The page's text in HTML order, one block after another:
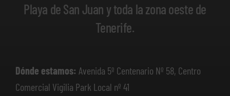
Playa de San Juan y toda la zona oeste de
Tenerife.
Dónde estamos: Avenida 5º Centenario Nº 58, Centro
Comercial Vigilia Park Local nº 41